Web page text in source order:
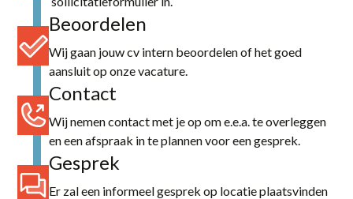
Beoordelen
Wij gaan jouw cv intern beoordelen of het goed
aansluit op onze vacature.
Contact
Wij nemen contact met je op om e.e.a. te overleggen
en een afspraak in te plannen voor een gesprek.
Gesprek
Er zal een informeel gesprek op locatie plaatsvinden